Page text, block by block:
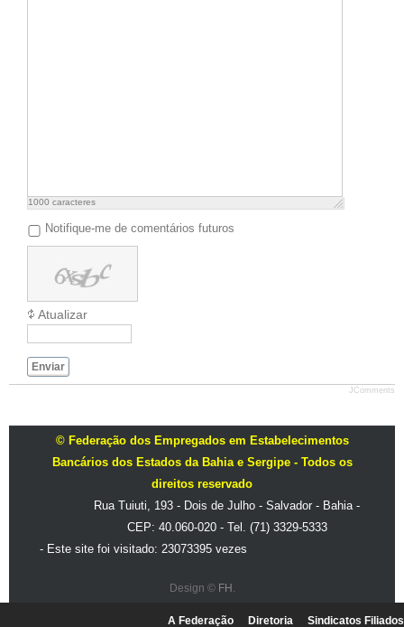
1000 caracteres
Notifique-me de comentários futuros
Atualizar
Enviar
JComments
© Federação dos Empregados em Estabelecimentos
Bancários dos Estados da Bahia e Sergipe - Todos os
direitos reservado
Rua Tuiuti, 193 - Dois de Julho - Salvador - Bahia -
CEP: 40.060-020 - Tel. (71) 3329-5333
- Este site foi visitado: 23073395 vezes
Design © FH.
A Federação Diretoria Sindicatos Filiados